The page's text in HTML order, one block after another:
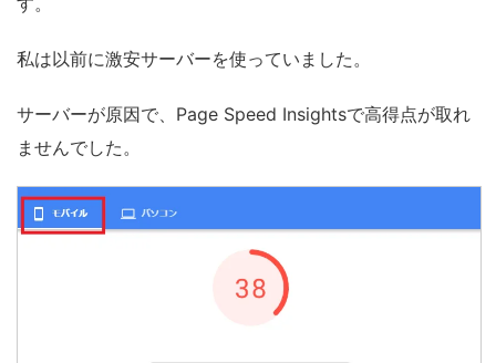
私は以前に激安サーバーを使っていました。
サーバーが原因で、Page Speed Insightsで高得点が取れ
ませんでした。